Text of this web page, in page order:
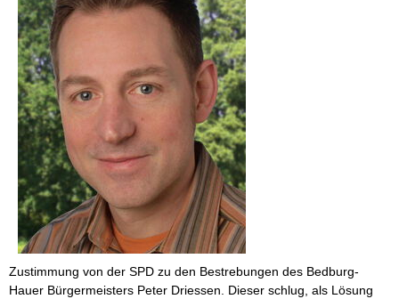
Zustimmung von der SPD zu den Bestrebungen des Bedburg-
Hauer Bürgermeisters Peter Driessen. Dieser schlug, als Lösung